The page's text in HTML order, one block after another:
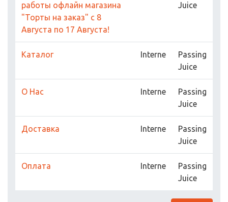
работы офлайн магазина
"Торты на заказ" c 8
Августа по 17 Августа!
Juice
Каталог Interne
Passing
Juice
О Нас Interne
Passing
Juice
Доставка Interne
Passing
Juice
Оплата Interne
Passing
Juice